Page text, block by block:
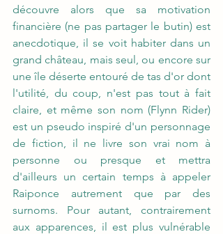
découvre alors que sa motivation
financière (ne pas partager le butin) est
anecdotique, il se voit habiter dans un
grand château, mais seul, ou encore sur
une île déserte entouré de tas d'or dont
l'utilité, du coup, n'est pas tout à fait
claire, et même son nom (Flynn Rider)
est un pseudo inspiré d'un personnage
de fiction, il ne livre son vrai nom à
personne ou presque et mettra
d'ailleurs un certain temps à appeler
Raiponce autrement que par des
surnoms. Pour autant, contrairement
aux apparences, il est plus vulnérable